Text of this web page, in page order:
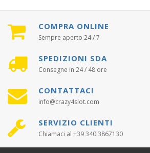
COMPRA ONLINE
Sempre aperto 24 / 7
SPEDIZIONI SDA
Consegne in 24 / 48 ore
CONTATTACI
info@crazy4slot.com
SERVIZIO CLIENTI
Chiamaci al +39 340 3867130